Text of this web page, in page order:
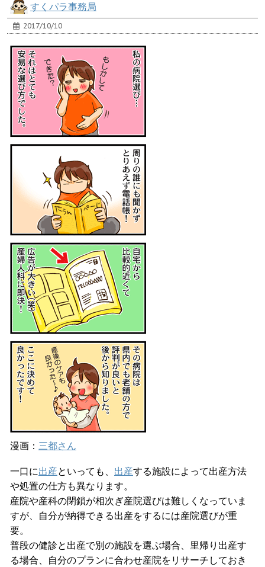
すくパラ事務局
2017/10/10
漫画： 三都さん
一口に出産といっても、 出産する施設によって出産方法
や処置の仕方も異なります。
産院や産科の閉鎖が相次ぎ産院選びは難しくなっていま
すが、自分が納得できる出産をするには産院選びが重
要。
普段の健診と出産で別の施設を選ぶ場合、里帰り出産す
る場合、自分のプランに合わせ産院をリサーチしておき